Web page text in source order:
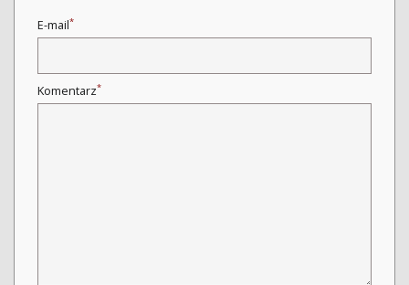
E-mail*
Komentarz*